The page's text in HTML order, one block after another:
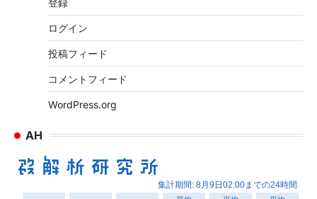
ログイン
投稿フィード
コメントフィード
WordPress.org
AH